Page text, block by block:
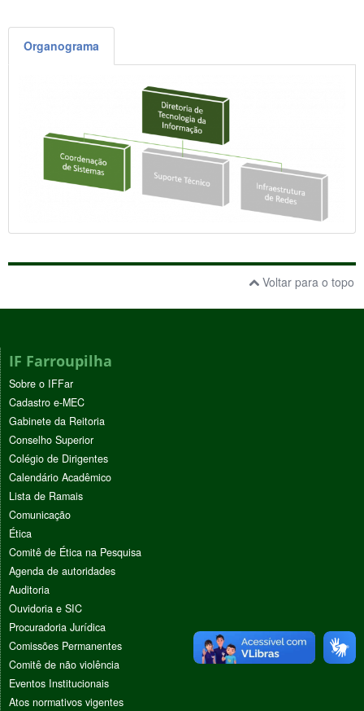
Organograma
Voltar para o topo
IF Farroupilha
Sobre o IFFar
Cadastro e-MEC
Gabinete da Reitoria
Conselho Superior
Colégio de Dirigentes
Calendário Acadêmico
Lista de Ramais
Comunicação
Ética
Comitê de Ética na Pesquisa
Agenda de autoridades
Auditoria
Ouvidoria e SIC
Procuradoria Jurídica
Comissões Permanentes
Comitê de não violência
Eventos Institucionais
Atos normativos vigentes